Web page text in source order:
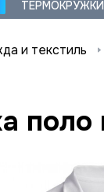
и текстиль
поло